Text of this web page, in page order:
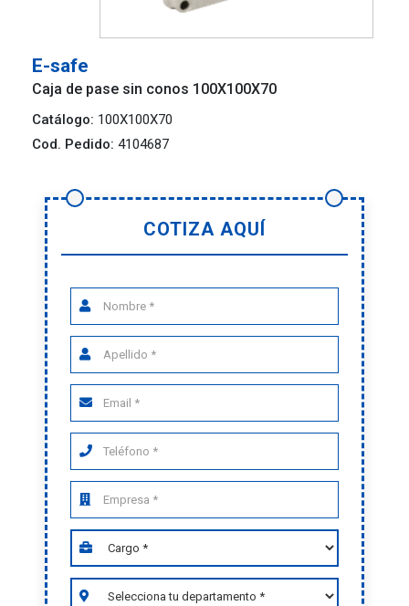
E-safe
Caja de pase sin conos 100X100X70
Catálogo: 100X100X70
Cod. Pedido: 4104687
COTIZA AQUÍ